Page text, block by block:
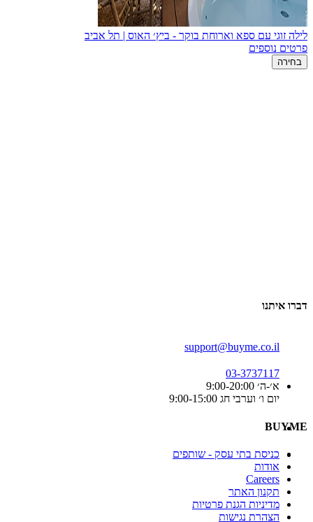
לילה זוגי עם ספא וארוחת בוקר - ביץ׳ האוס | תל אביב
פרטים נוספים
בחירה
דברו איתנו
support@buyme.co.il
03-3737117
א׳-ה׳ 9:00-20:00
יום ו׳ וערבי חג 9:00-15:00
BUYME
כניסת בתי עסק - שותפים
אודות
Careers
תקנון האתר
מדיניות הגנת פרטיות
הצהרת נגישות